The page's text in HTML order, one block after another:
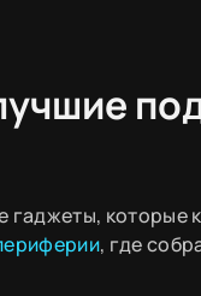
гаджеты,
, где